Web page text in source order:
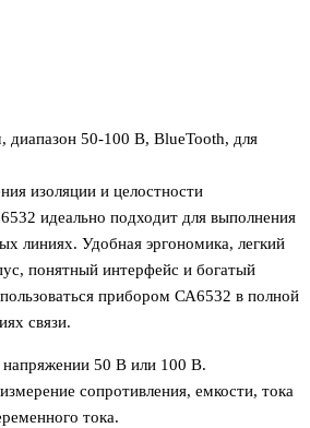
50-100 В, BlueTooth, для
изоляции и целостности
идеально подходит для выполнения
линиях. Удобная эргономика, легкий
понятный интерфейс и богатый
прибором СА6532 в полной
связи.
50 В или 100 В.
сопротивления, емкости, тока
тока.